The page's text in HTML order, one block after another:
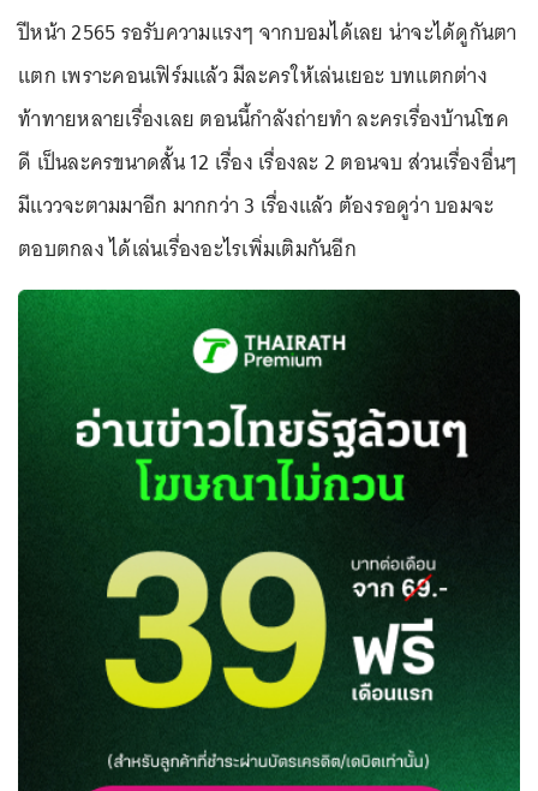
ปีหน้า 2565 รอรับความแรงๆ จากบอมได้เลย น่าจะได้ดูกันตา
แตก เพราะคอนเฟิร์มแล้ว มีละครให้เล่นเยอะ บทแตกต่าง
ท้าทายหลายเรื่องเลย ตอนนี้กำลังถ่ายทำ ละครเรื่องบ้านโชค
ดี เป็นละครขนาดสั้น 12 เรื่อง เรื่องละ 2 ตอนจบ ส่วนเรื่องอื่นๆ
มีแววจะตามมาอีก มากกว่า 3 เรื่องแล้ว ต้องรอดูว่า บอมจะ
ตอบตกลง ได้เล่นเรื่องอะไรเพิ่มเติมกันอีก